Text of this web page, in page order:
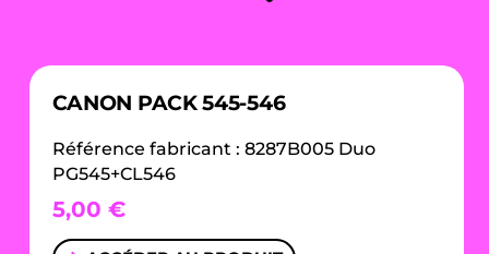
CANON PACK 545-546
Référence fabricant : 8287B005 Duo
PG545+CL546
5,00 €